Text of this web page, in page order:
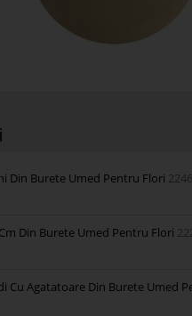
Din Burete Umed Pentru Flori 2246
Din Burete Umed Pentru Flori
Cu Agatatoare Din Burete Umed